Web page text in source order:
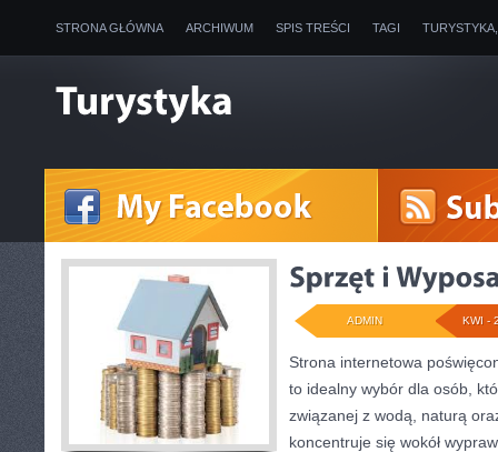
STRONA GŁÓWNA ARCHIWUM SPIS TREŚCI TAGI
KWI -
ADMIN
Strona internetowa
to idealny wybór dla osób,
związanej z wodą, naturą
koncentruje się wokół